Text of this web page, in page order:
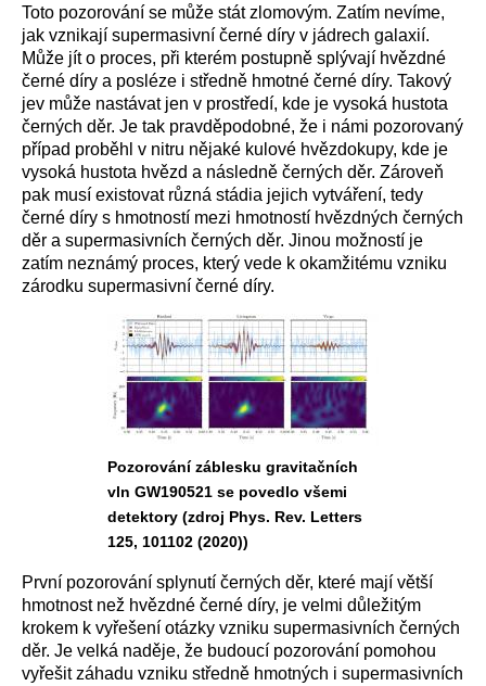
Toto pozorování se může stát zlomovým. Zatím nevíme,
jak vznikají supermasivní černé díry v jádrech galaxií.
Může jít o proces, při kterém postupně splývají hvězdné
černé díry a posléze i středně hmotné černé díry. Takový
jev může nastávat jen v prostředí, kde je vysoká hustota
černých děr. Je tak pravděpodobné, že i námi pozorovaný
případ proběhl v nitru nějaké kulové hvězdokupy, kde je
vysoká hustota hvězd a následně černých děr. Zároveň
pak musí existovat různá stádia jejich vytváření, tedy
černé díry s hmotností mezi hmotností hvězdných černých
děr a supermasivních černých děr. Jinou možností je
zatím neznámý proces, který vede k okamžitému vzniku
zárodku supermasivní černé díry.
Pozorování záblesku gravitačních
vln GW190521 se povedlo všemi
detektory (zdroj Phys. Rev. Letters
125, 101102 (2020))
První pozorování splynutí černých děr, které mají větší
hmotnost než hvězdné černé díry, je velmi důležitým
krokem k vyřešení otázky vzniku supermasivních černých
děr. Je velká naděje, že budoucí pozorování pomohou
vyřešit záhadu vzniku středně hmotných i supermasivních